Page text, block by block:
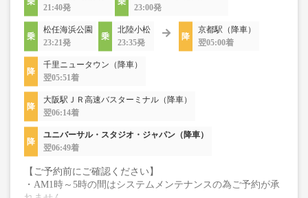
21:40発
23:00発
松任海浜公園
23:21発
北陸小松
23:35発
京都駅（降車）
翌05:00着
千里ニュータウン（降車）
翌05:51着
大阪駅ＪＲ高速バスターミナル（降車）
翌06:14着
ユニバーサル・スタジオ・ジャパン（降車）
翌06:49着
【ご予約前にご確認ください】
・AM1時～5時の間はシステムメンテナンスの為ご予約が承